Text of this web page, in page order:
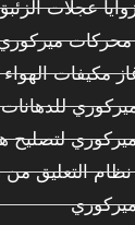
عجلات
محركات
مكيفات الهواء
للدهانات
لتصليح
التعليق